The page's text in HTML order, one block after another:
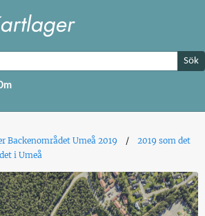
Sök
Backenområdet Umeå 2019
2019 som det
i Umeå